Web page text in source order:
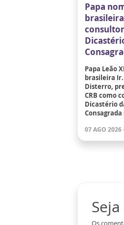
Papa
Papa Leão
brasileira
Disterro,
CRB como
Dicastério
07 AGO 2026
Os